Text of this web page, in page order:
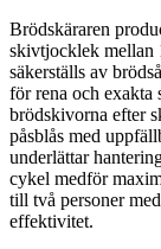
Brödskäraren
skivtjocklek mellan
säkerställs av
för rena och
brödskivorna efter
påsblås med
underlättar
cykel medför
till två personer
effektivitet.